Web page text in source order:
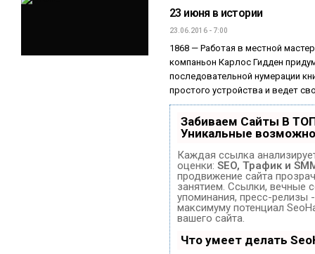
23 июня в истории
23.06.2016 - 7:00
1868 — Работая в местной
компаньон Карлос Гидден
последовательной нумерации
простого устройства и ведет
Забиваем Сайты В
Уникальные
Каждая ссылка
оценки:SEO, Трафик и
продвижение сайта
занятием. Ссылки, вечные
упоминания, пресс-релизы
максимуму потенциал
вашего сайта.
Что умеет делать